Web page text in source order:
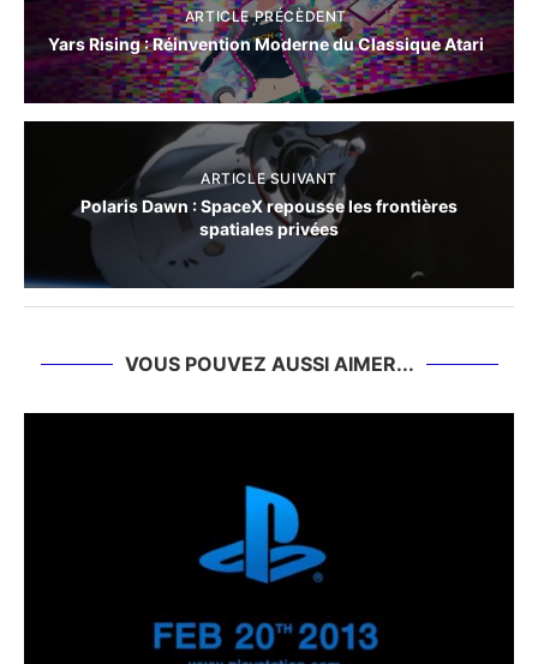
ARTICLE PRÉCÈDENT
Yars Rising : Réinvention Moderne du Classique Atari
ARTICLE SUIVANT
Polaris Dawn : SpaceX repousse les frontières
spatiales privées
VOUS POUVEZ AUSSI AIMER...